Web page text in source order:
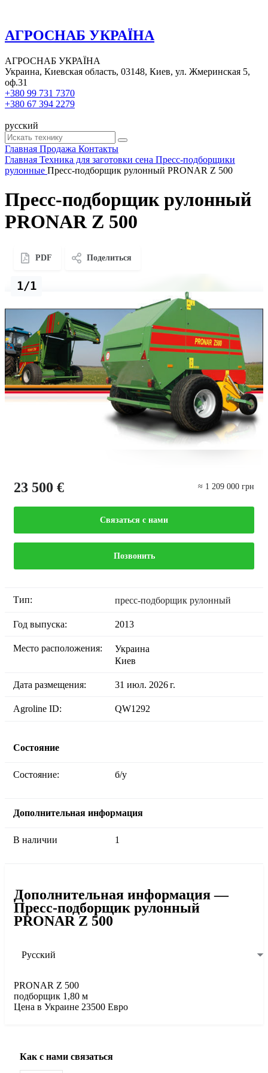
АГРОСНАБ УКРАЇНА
АГРОСНАБ УКРАЇНА
Украина, Киевская область, 03148, Киев, ул. Жмеринская 5,
оф.31
+380 99 731 7370
+380 67 394 2279
русский
Главная Продажа Контакты
Главная Техника для заготовки сена Пресс-подборщики
рулонные Пресс-подборщик рулонный PRONAR Z 500
Пресс-подборщик рулонный
PRONAR Z 500
PDF Поделиться
1/1
23 500 € ≈ 1 209 000 грн
Связаться с нами
Позвонить
Тип: пресс-подборщик рулонный
Год выпуска: 2013
Место расположения:
Украина
Киев
Дата размещения: 31 июл. 2026 г.
Agroline ID: QW1292
Состояние
Состояние: б/у
Дополнительная информация
В наличии 1
Дополнительная информация —
Пресс-подборщик рулонный
PRONAR Z 500
Русский
PRONAR Z 500
подборщик 1,80 м
Цена в Украине 23500 Евро
Как с нами связаться